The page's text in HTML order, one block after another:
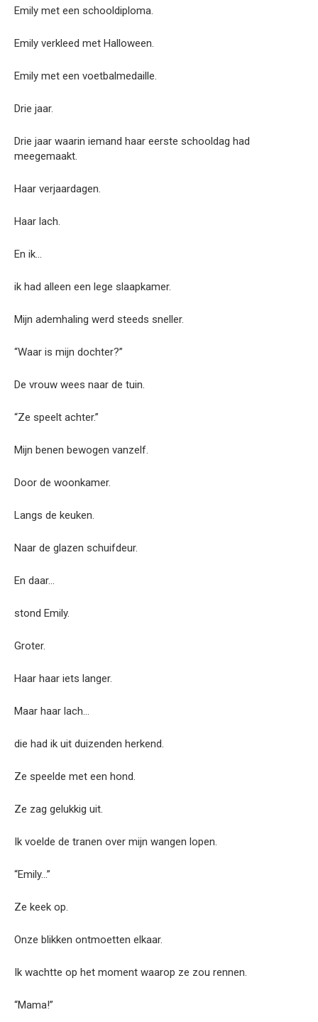
Emily met een schooldiploma.
Emily verkleed met Halloween.
Emily met een voetbalmedaille.
Drie jaar.
Drie jaar waarin iemand haar eerste schooldag had
meegemaakt.
Haar verjaardagen.
Haar lach.
En ik…
ik had alleen een lege slaapkamer.
Mijn ademhaling werd steeds sneller.
“Waar is mijn dochter?”
De vrouw wees naar de tuin.
“Ze speelt achter.”
Mijn benen bewogen vanzelf.
Door de woonkamer.
Langs de keuken.
Naar de glazen schuifdeur.
En daar…
stond Emily.
Groter.
Haar haar iets langer.
Maar haar lach…
die had ik uit duizenden herkend.
Ze speelde met een hond.
Ze zag gelukkig uit.
Ik voelde de tranen over mijn wangen lopen.
“Emily…”
Ze keek op.
Onze blikken ontmoetten elkaar.
Ik wachtte op het moment waarop ze zou rennen.
“Mama!”